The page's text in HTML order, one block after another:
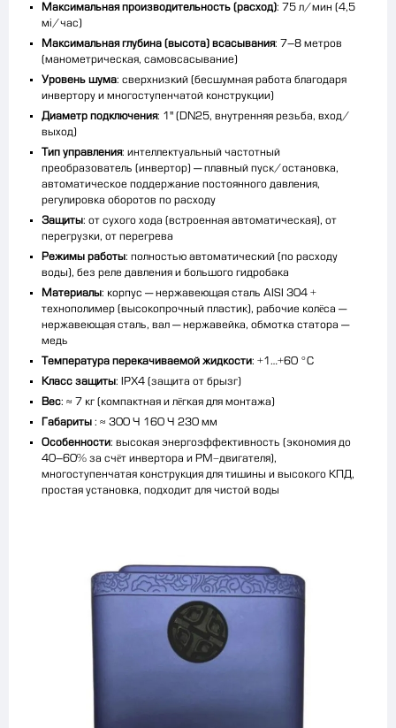
Максимальная производительность (расход): 75 л/мин (4,5
м³/час)
Максимальная глубина (высота) всасывания: 7–8 метров
(манометрическая, самовсасывание)
Уровень шума: сверхнизкий (бесшумная работа благодаря
инвертору и многоступенчатой конструкции)
Диаметр подключения: 1" (DN25, внутренняя резьба, вход/
выход)
Тип управления: интеллектуальный частотный
преобразователь (инвертор) — плавный пуск/остановка,
автоматическое поддержание постоянного давления,
регулировка оборотов по расходу
Защиты: от сухого хода (встроенная автоматическая), от
перегрузки, от перегрева
Режимы работы: полностью автоматический (по расходу
воды), без реле давления и большого гидробака
Материалы: корпус — нержавеющая сталь AISI 304 +
технополимер (высокопрочный пластик), рабочие колёса —
нержавеющая сталь, вал — нержавейка, обмотка статора —
медь
Температура перекачиваемой жидкости: +1…+60 °C
Класс защиты: IPX4 (защита от брызг)
Вес: ≈ 7 кг (компактная и лёгкая для монтажа)
Габариты : ≈ 300 × 160 × 230 мм
Особенности: высокая энергоэффективность (экономия до
40–60% за счёт инвертора и PM-двигателя),
многоступенчатая конструкция для тишины и высокого КПД,
простая установка, подходит для чистой воды